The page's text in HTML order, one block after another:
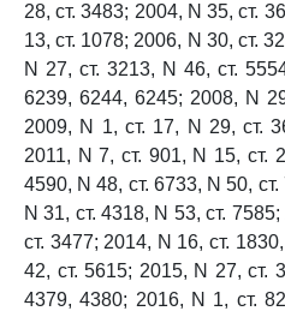
28, ст. 3483; 2004, N 35, ст.
13, ст. 1078; 2006, N 30, ст.
N 27, ст. 3213, N 46, ст.
6239, 6244, 6245; 2008, N
2009, N 1, ст. 17, N 29, ст.
2011, N 7, ст. 901, N 15, ст.
4590, N 48, ст. 6733, N 50,
N 31, ст. 4318, N 53, ст.
ст. 3477; 2014, N 16, ст.
42, ст. 5615; 2015, N 27, ст.
4379, 4380; 2016, N 1, ст.